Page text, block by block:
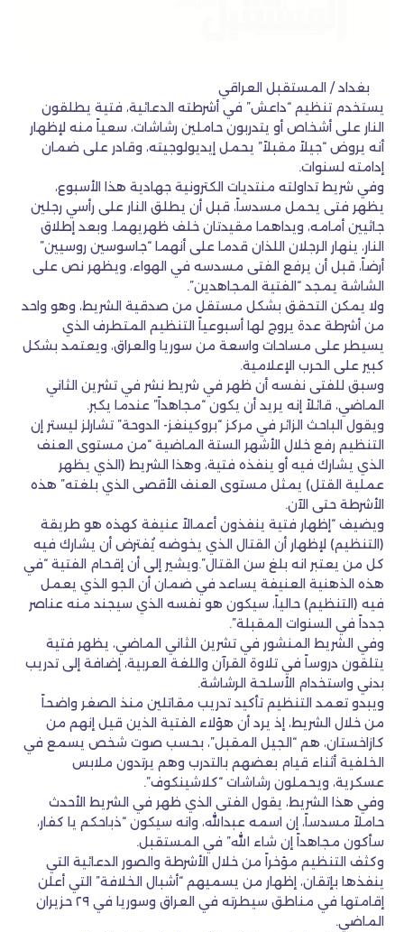
بغداد / المستقبل العراقي
يستخدم تنظيم “داعش” في أشرطته الدعائية، فتية يطلقون
النار على أشخاص أو يتدربون حاملين رشاشات، سعياً منه لإظهار
أنه يروض “جيلاً مقبلاً” يحمل إيديولوجيته، وقادر على ضمان
إدامته لسنوات.
وفي شريط تداولته منتديات الكترونية جهادية هذا الأسبوع،
يظهر فتى يحمل مسدساً، قبل أن يطلق النار على رأسي رجلين
جاثيين أمامه، ويداهما مقيدتان خلف ظهريهما. وبعد إطلاق
النار، ينهار الرجلان اللذان قدما على أنهما “جاسوسين روسيين”
أرضاً، قبل أن يرفع الفتى مسدسه في الهواء، ويظهر نص على
الشاشة يمجد “الفتية المجاهدين”.
ولا يمكن التحقق بشكل مستقل من صدقية الشريط، وهو واحد
من أشرطة عدة يروج لها أسبوعياً التنظيم المتطرف الذي
يسيطر على مساحات واسعة من سوريا والعراق، ويعتمد بشكل
كبير على الحرب الإعلامية.
وسبق للفتى نفسه أن ظهر في شريط نشر في تشرين الثاني
الماضي، قائلاً إنه يريد أن يكون “مجاهداً” عندما يكبر.
ويقول الباحث الزائر في مركز “بروكينغز- الدوحة” تشارلز ليستر إن
التنظيم رفع خلال الأشهر الستة الماضية “من مستوى العنف
الذي يشارك فيه أو ينفذه فتية، وهذا الشريط (الذي يظهر
عملية القتل) يمثل مستوى العنف الأقصى الذي بلغته” هذه
الأشرطة حتى الآن.
ويضيف “إظهار فتية ينفذون أعمالاً عنيفة كهذه هو طريقة
(التنظيم) لإظهار أن القتال الذي يخوضه يُفترض أن يشارك فيه
كل من يعتبر انه بلغ سن القتال”.ويشير إلى أن إقحام الفتية “في
هذه الذهنية العنيفة يساعد في ضمان أن الجو الذي يعمل
فيه (التنظيم) حالياً، سيكون هو نفسه الذي سيجند منه عناصر
جدداً في السنوات المقبلة”.
وفي الشريط المنشور في تشرين الثاني الماضي، يظهر فتية
يتلقون دروساً في تلاوة القرآن واللغة العربية، إضافة إلى تدريب
بدني واستخدام الأسلحة الرشاشة.
ويبدو تعمد التنظيم تأكيد تدريب مقاتلين منذ الصغر واضحاً
من خلال الشريط، إذ يرد أن هؤلاء الفتية الذين قيل إنهم من
كازاخستان، هم “الجيل المقبل”، بحسب صوت شخص يسمع في
الخلفية أثناء قيام بعضهم بالتدرب وهم يرتدون ملابس
عسكرية، ويحملون رشاشات “كلاشينكوف”.
وفي هذا الشريط، يقول الفتى الذي ظهر في الشريط الأحدث
حاملاً مسدساً، إن اسمه عبدالله، وانه سيكون “ذباحكم يا كفار،
سأكون مجاهداً إن شاء الله” في المستقبل.
وكثف التنظيم مؤخراً من خلال الأشرطة والصور الدعائية التي
ينفذها بإتقان، إظهار من يسميهم “أشبال الخلافة” التي أعلن
إقامتها في مناطق سيطرته في العراق وسوريا في ٢٩ حزيران
الماضي.